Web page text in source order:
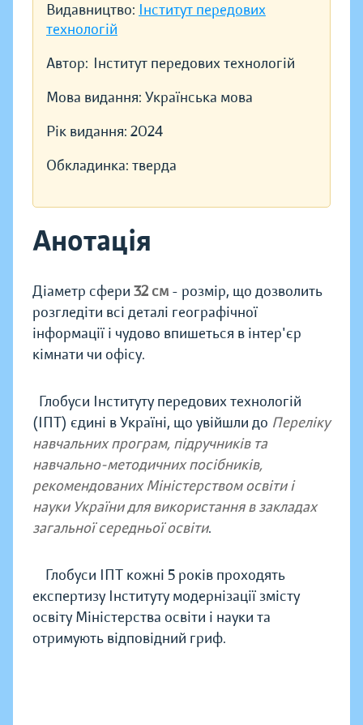
Видавництво: Інститут передових
технологій
Автор: Інститут передових технологій
Мова видання: Українська мова
Рік видання: 2024
Обкладинка: тверда
Анотація
Діаметр сфери 32 см - розмір, що дозволить
розгледіти всі деталі географічної
інформації і чудово впишеться в інтер'єр
кімнати чи офісу.
Глобуси Інституту передових технологій
(ІПТ) єдині в Україні, що увійшли до Переліку
навчальних програм, підручників та
навчально-методичних посібників,
рекомендованих Міністерством освіти і
науки України для використання в закладах
загальної середньої освіти.
Глобуси ІПТ кожні 5 років проходять
експертизу Інституту модернізації змісту
освіту Міністерства освіти і науки та
отримують відповідний гриф.